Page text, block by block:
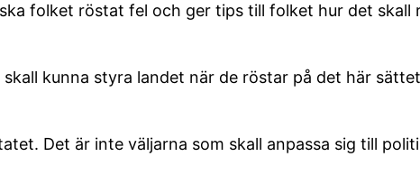
folket röstat fel och ger tips till folket hur det
kunna styra landet när de röstar på det här
Det är inte väljarna som skall anpassa sig till